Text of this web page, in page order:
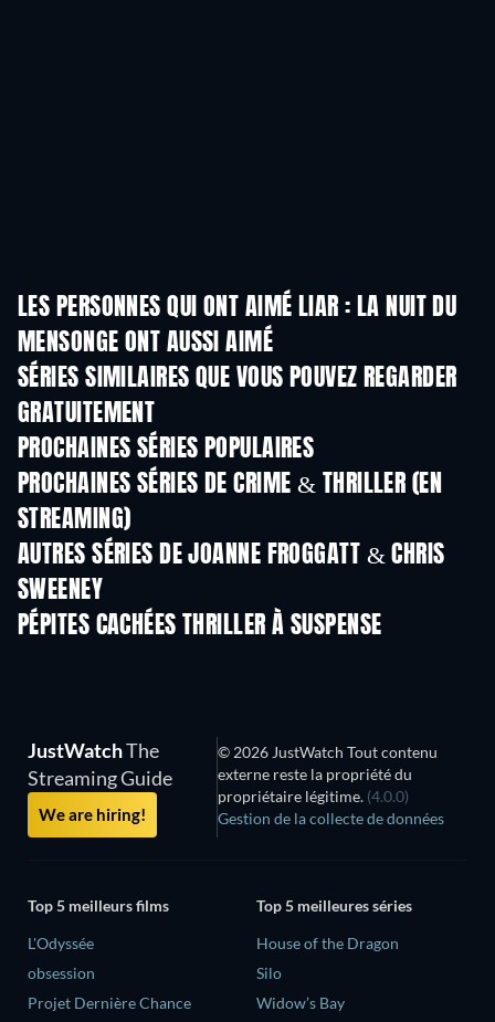
LES PERSONNES QUI ONT AIMÉ LIAR : LA NUIT DU
MENSONGE ONT AUSSI AIMÉ
Série
SÉRIES SIMILAIRES QUE VOUS POUVEZ REGARDER
GRATUITEMENTSérie
PROCHAINES SÉRIES POPULAIRES
Série Série
PROCHAINES SÉRIES DE CRIME & THRILLER (EN
STREAMING)Saison 6
AUTRES SÉRIES DE JOANNE FROGGATT & CHRIS
SWEENEY
PÉPITES CACHÉES THRILLER À SUSPENSE
JustWatchThe
Streaming Guide
We are hiring!
© 2026 JustWatch Tout contenu
externe reste la propriété du
propriétaire légitime. (4.0.0)
Gestion de la collecte de données
Top 5 meilleurs films
L'Odyssée
obsession
Projet Dernière Chance
Top 5 meilleures séries
House of the Dragon
Silo
Widow’s Bay